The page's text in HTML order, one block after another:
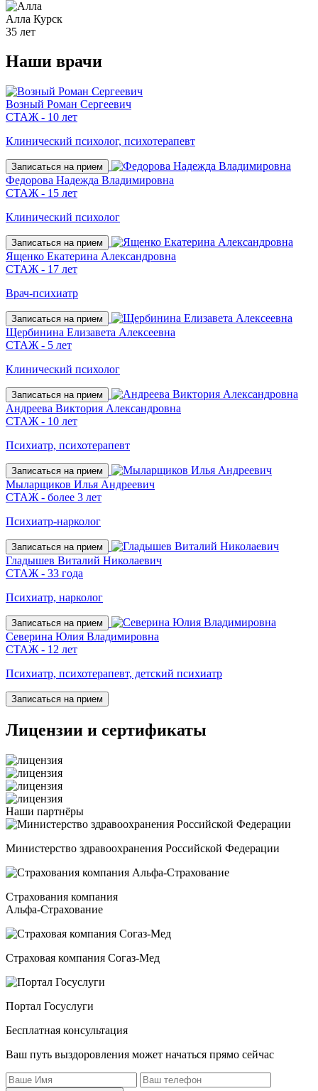
Алла Курск
35 лет
Наши врачи
Возный Роман Сергеевич
СТАЖ - 10 лет
Клинический психолог, психотерапевт
Записаться на прием
Федорова Надежда Владимировна
СТАЖ - 15 лет
Клинический психолог
Записаться на прием
Ященко Екатерина Александровна
СТАЖ - 17 лет
Врач-психиатр
Записаться на прием
Щербинина Елизавета Алексеевна
СТАЖ - 5 лет
Клинический психолог
Записаться на прием
Андреева Виктория Александровна
СТАЖ - 10 лет
Психиатр, психотерапевт
Записаться на прием
Мыларщиков Илья Андреевич
СТАЖ - более 3 лет
Психиатр-нарколог
Записаться на прием
Гладышев Виталий Николаевич
СТАЖ - 33 года
Психиатр, нарколог
Записаться на прием
Северина Юлия Владимировна
СТАЖ - 12 лет
Психиатр, психотерапевт, детский психиатр
Записаться на прием
Лицензии и сертификаты
Наши партнёры
Министерство здравоохранения Российской Федерации
Страхования компания
Альфа-Страхование
Страховая компания Согаз-Мед
Портал Госуслуги
Бесплатная консультация
Ваш путь выздоровления может начаться прямо сейчас